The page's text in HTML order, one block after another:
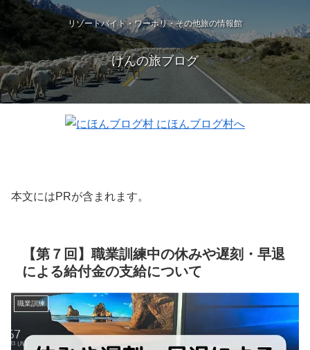
リゾートバイト・ワーホリ・その他旅の情報館
けんの旅ブログ
本文にはPRが含まれます。
【第７回】職業訓練中の休みや遅刻・早退
による給付金の支給について
職業訓練